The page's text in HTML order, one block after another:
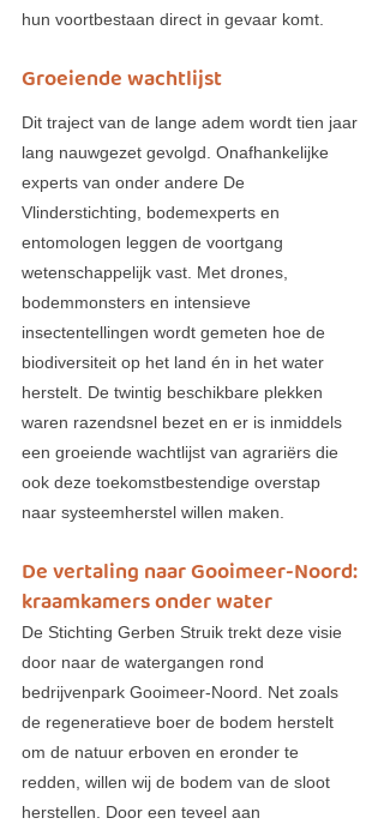
hun voortbestaan direct in gevaar komt.
Groeiende wachtlijst
Dit traject van de lange adem wordt tien jaar
lang nauwgezet gevolgd. Onafhankelijke
experts van onder andere De
Vlinderstichting, bodemexperts en
entomologen leggen de voortgang
wetenschappelijk vast. Met drones,
bodemmonsters en intensieve
insectentellingen wordt gemeten hoe de
biodiversiteit op het land én in het water
herstelt. De twintig beschikbare plekken
waren razendsnel bezet en er is inmiddels
een groeiende wachtlijst van agrariërs die
ook deze toekomstbestendige overstap
naar systeemherstel willen maken.
De vertaling naar Gooimeer-Noord:
kraamkamers onder water
De Stichting Gerben Struik trekt deze visie
door naar de watergangen rond
bedrijvenpark Gooimeer-Noord. Net zoals
de regeneratieve boer de bodem herstelt
om de natuur erboven en eronder te
redden, willen wij de bodem van de sloot
herstellen. Door een teveel aan